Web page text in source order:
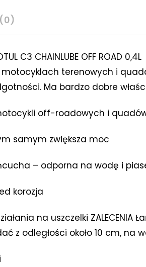
C3 CHAINLUBE OFF ROAD 0,4L
terenowych i
Ma bardzo dobre
off-roadowych i
samym zwiększa moc
– odporna na wodę i
korozja
na uszczelki ZALECENIA
z odległości około 10 cm,